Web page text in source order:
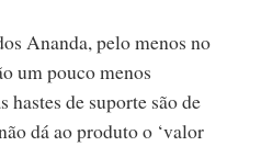
Ananda, pelo menos no
um pouco menos
hastes de suporte são de
dá ao produto o ‘valor